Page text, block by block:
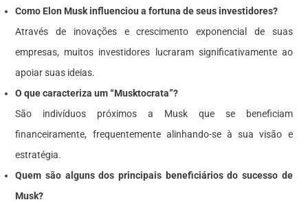
Como Elon Musk influenciou a fortuna de seus investidores?
Através de inovações e crescimento exponencial de suas
empresas, muitos investidores lucraram significativamente ao
apoiar suas ideias.
O que caracteriza um “Musktocrata”?
São indivíduos próximos a Musk que se beneficiam
financeiramente, frequentemente alinhando-se à sua visão e
estratégia.
Quem são alguns dos principais beneficiários do sucesso de
Musk?